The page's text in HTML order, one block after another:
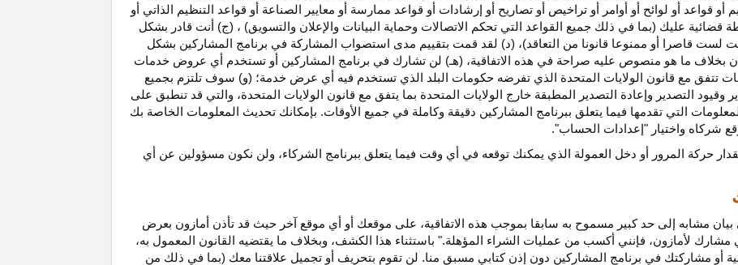
قواعد أو لوائح أو أوامر أو تراخيص أو تصاريح أو إرشادات أو قواعد ممارسة أو معايير الصناعة أو قواعد التنظيم الذاتي أو
قضائية عليك (بما في ذلك جميع القواعد التي تحكم الاتصالات وحماية البيانات والإعلان والتسويق) ، (ج) أنت قادر بشكل
لست قاصرا أو ممنوعا قانونا من التعاقد)، (د) لقد قمت بتقييم مدى استصواب
المشاركة في برنامج المشاركين بشكل
بخلاف ما هو منصوص عليه صراحة في هذه الاتفاقية، (هـ) لن تشارك في برنامج المشاركين أو تستخدم أي عروض خدمات
تتفق مع قانون الولايات المتحدة الذي تفرضه حكومات البلد الذي تستخدم فيه أي عرض خدمة؛ (و) سوف تلتزم بجميع
وقيود التصدير وإعادة التصدير المطبقة خارج الولايات المتحدة بما يتفق مع قانون الولايات المتحدة، والتي قد تنطبق على
التي تقدمها فيما يتعلق ببرنامج المشاركين دقيقة وكاملة في جميع الأوقات. بإمكانك تحديث المعلومات الخاصة بك
واختيار "إعدادات الحساب".
حركة المرور أو دخل العمولة الذي يمكنك توقعه في أي وقت فيما يتعلق ببرنامج الشركاء، ولن نكون مسؤولين عن أي
مشابه إلى حد كبير مسموح به سابقا بموجب هذه الاتفاقية، على موقعك أو أي موقع آخر حيث قد تأذن أمازون بعرض
لأمازون، فإنني أكسب من عمليات الشراء المؤهلة." باستثناء هذا الكشف، وبخلاف ما يقتضيه القانون المعمول به،
أو مشاركتك في برنامج المشاركين دون إذن كتابي مسبق منا. لن تقوم بتحريف أو تجميل علاقتنا معك (بما في ذلك من